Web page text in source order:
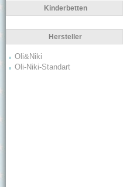
Kinderbetten
Hersteller
Oli&Niki
Oli-Niki-Standart